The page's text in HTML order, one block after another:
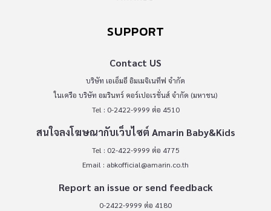
SUPPORT
Contact US
บริษัท เอเอ็มอี อิมเมจิเนทีฟ จำกัด
ในเครือ บริษัท อมรินทร์ คอร์เปอเรชั่นส์ จำกัด (มหาชน)
Tel : 0-2422-9999 ต่อ 4510
สนใจลงโฆษณากับเว็บไซต์ Amarin Baby&Kids
Tel : 02-422-9999 ต่อ 4775
Email : abkofficial@amarin.co.th
Report an issue or send feedback
0-2422-9999 ต่อ 4180